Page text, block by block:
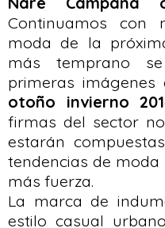
Continuamos con
moda de la
más temprano
primeras
otoño invierno
firmas del sector
estarán
tendencias de
más fuerza.
La marca de
estilo casual urbano